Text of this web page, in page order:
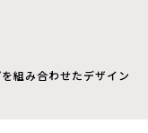
組み合わせたデザイン